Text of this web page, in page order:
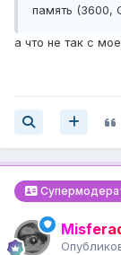
память (3600,
а что не так с